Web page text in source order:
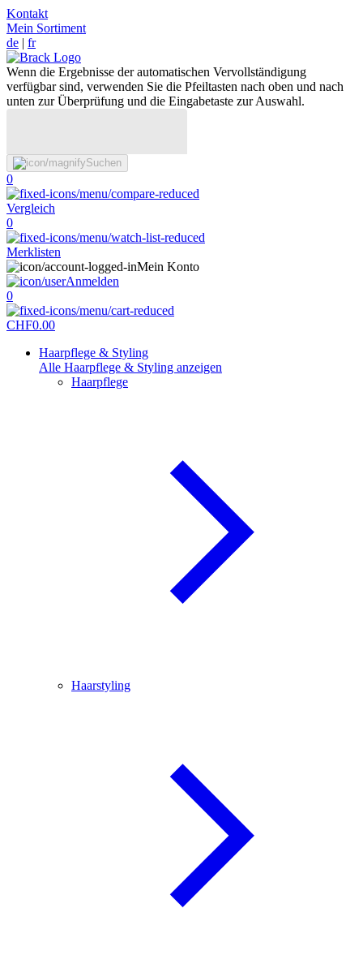
Kontakt
Mein Sortiment
de | fr
Wenn die Ergebnisse der automatischen Vervollständigung
verfügbar sind, verwenden Sie die Pfeiltasten nach oben und nach
unten zur Überprüfung und die Eingabetaste zur Auswahl.
Suchen
0
Vergleich
0
Merklisten
Mein Konto
Anmelden
0
CHF0.00
Haarpflege & Styling
Alle Haarpflege & Styling anzeigen
Haarpflege
Haarstyling